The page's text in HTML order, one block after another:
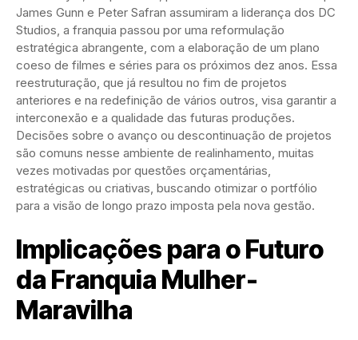
James Gunn e Peter Safran assumiram a liderança dos DC
Studios, a franquia passou por uma reformulação
estratégica abrangente, com a elaboração de um plano
coeso de filmes e séries para os próximos dez anos. Essa
reestruturação, que já resultou no fim de projetos
anteriores e na redefinição de vários outros, visa garantir a
interconexão e a qualidade das futuras produções.
Decisões sobre o avanço ou descontinuação de projetos
são comuns nesse ambiente de realinhamento, muitas
vezes motivadas por questões orçamentárias,
estratégicas ou criativas, buscando otimizar o portfólio
para a visão de longo prazo imposta pela nova gestão.
Implicações para o Futuro
da Franquia Mulher-
Maravilha